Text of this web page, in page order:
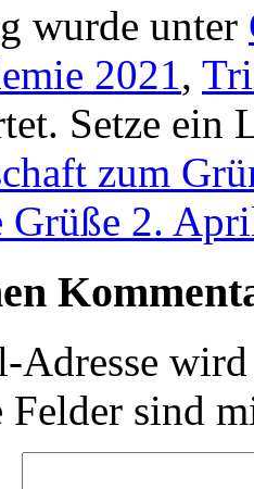
wurde unter
2021,
Setze ein
zum
Grüße 2.
Adresse
Felder sind